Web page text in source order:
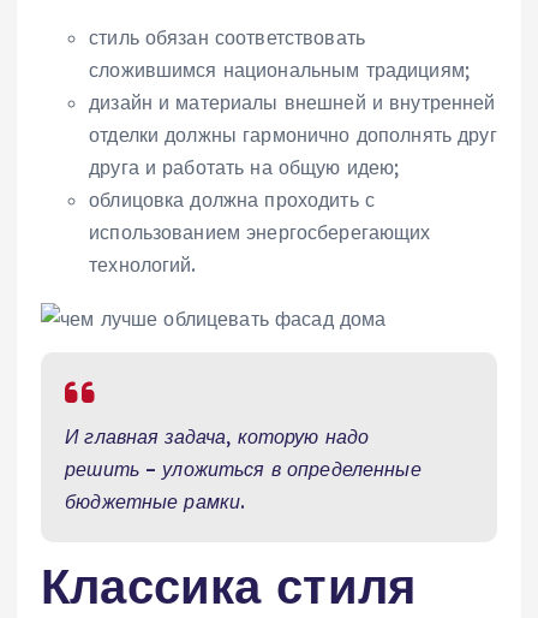
стиль обязан соответствовать
сложившимся национальным традициям;
дизайн и материалы внешней и внутренней
отделки должны гармонично дополнять друг
друга и работать на общую идею;
облицовка должна проходить с
использованием энергосберегающих
технологий.
И главная задача, которую надо
решить – уложиться в определенные
бюджетные рамки.
Классика стиля